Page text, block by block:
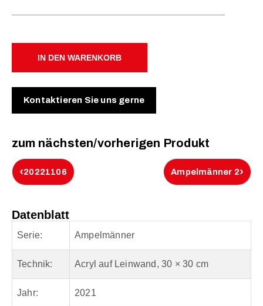
IN DEN WARENKORB
Kontaktieren Sie uns gerne
zum nächsten/vorherigen Produkt
‹20221106 Ampelmänner 2›
Datenblatt
Serie: Ampelmänner
Technik: Acryl auf Leinwand, 30 × 30 cm
Jahr: 2021